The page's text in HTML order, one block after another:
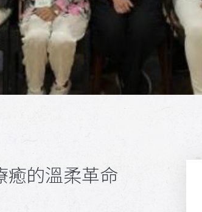
癒的溫柔革命